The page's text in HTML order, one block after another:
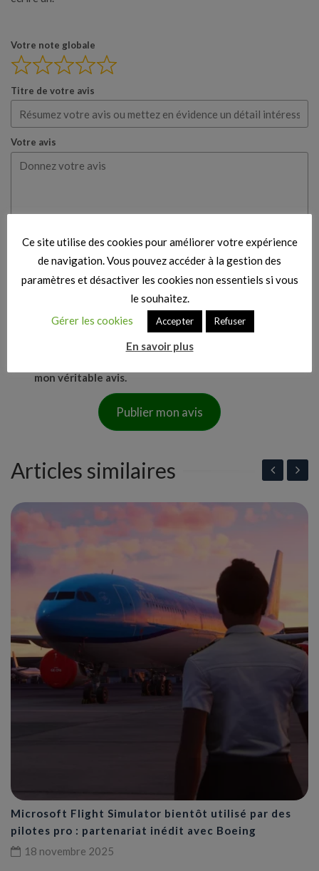
Votre note globale
Titre de votre avis
Votre avis
Votre nom
mon véritable avis.
Publier mon avis
Articles similaires
Microsoft Flight Simulator bientôt utilisé par des
pilotes pro : partenariat inédit avec Boeing
18 novembre 2025
Ce site utilise des cookies pour améliorer votre expérience
de navigation. Vous pouvez accéder à la gestion des
paramètres et désactiver les cookies non essentiels si vous
le souhaitez.
Gérer les cookies
Accepter Refuser
En savoir plus